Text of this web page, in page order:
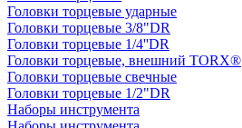
Головки торцевые ударные
Головки торцевые 3/8"DR
Головки торцевые 1/4''DR
Головки торцевые, внешний TORX®
Головки торцевые свечные
Головки торцевые 1/2"DR
Наборы инструмента